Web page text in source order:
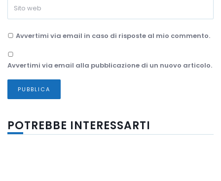
Avvertimi via email in caso di risposte al mio commento.
Avvertimi via email alla pubblicazione di un nuovo articolo.
POTREBBE INTERESSARTI